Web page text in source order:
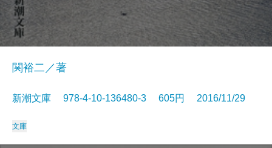
関裕二／著
新潮文庫 978-4-10-136480-3 605円 2016/11/29
文庫